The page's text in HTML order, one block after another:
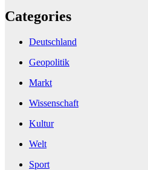
Categories
Deutschland
Geopolitik
Markt
Wissenschaft
Kultur
Welt
Sport